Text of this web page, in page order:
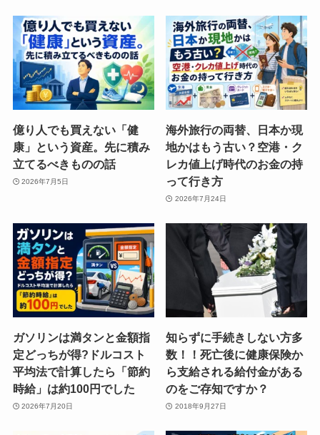
億り人でも買えない「健
康」という資産。先に積み
立てるべきものの話
2026年7月5日
海外旅行の両替、日本か現
地かはもう古い？空港・ク
レカ値上げ時代のお金の持
って行き方
2026年7月24日
ガソリンは満タンと金額指
定どっちが得?ドルコスト
平均法で計算したら「節約
時給」は約100円でした
2026年7月20日
知らずに手続きしない方多
数！！死亡後に健康保険か
ら支給される給付金がある
のをご存知ですか？
2018年9月27日